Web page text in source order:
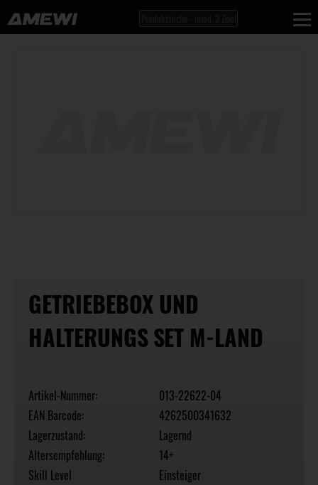
GETRIEBEBOX UND
HALTERUNGS SET M-LAND
Artikel-Nummer:
013-22622-04
EAN Barcode:
4262500341632
Lagerzustand:
Lagernd
Altersempfehlung:
14+
Skill Level
Einsteiger